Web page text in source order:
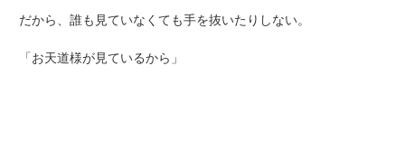
だから、誰も見ていなくても手を抜いたりしない。
「お天道様が見ているから」